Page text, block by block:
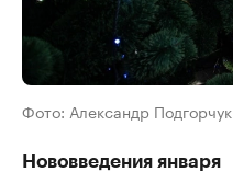
Фото: Александр Подгорчук
Нововведения января